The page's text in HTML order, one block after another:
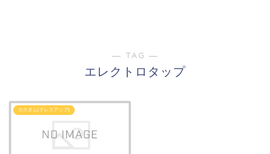
― TAG ―
エレクトロタップ
カスタム(ドレスアップ)